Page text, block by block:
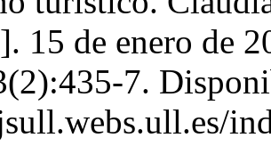
15 de enero de
7.